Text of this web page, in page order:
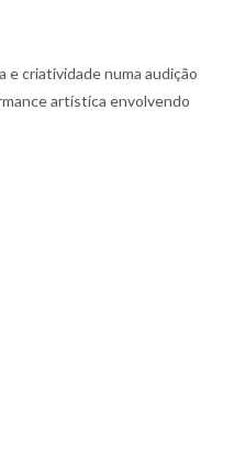
e criatividade numa audição
artística envolvendo